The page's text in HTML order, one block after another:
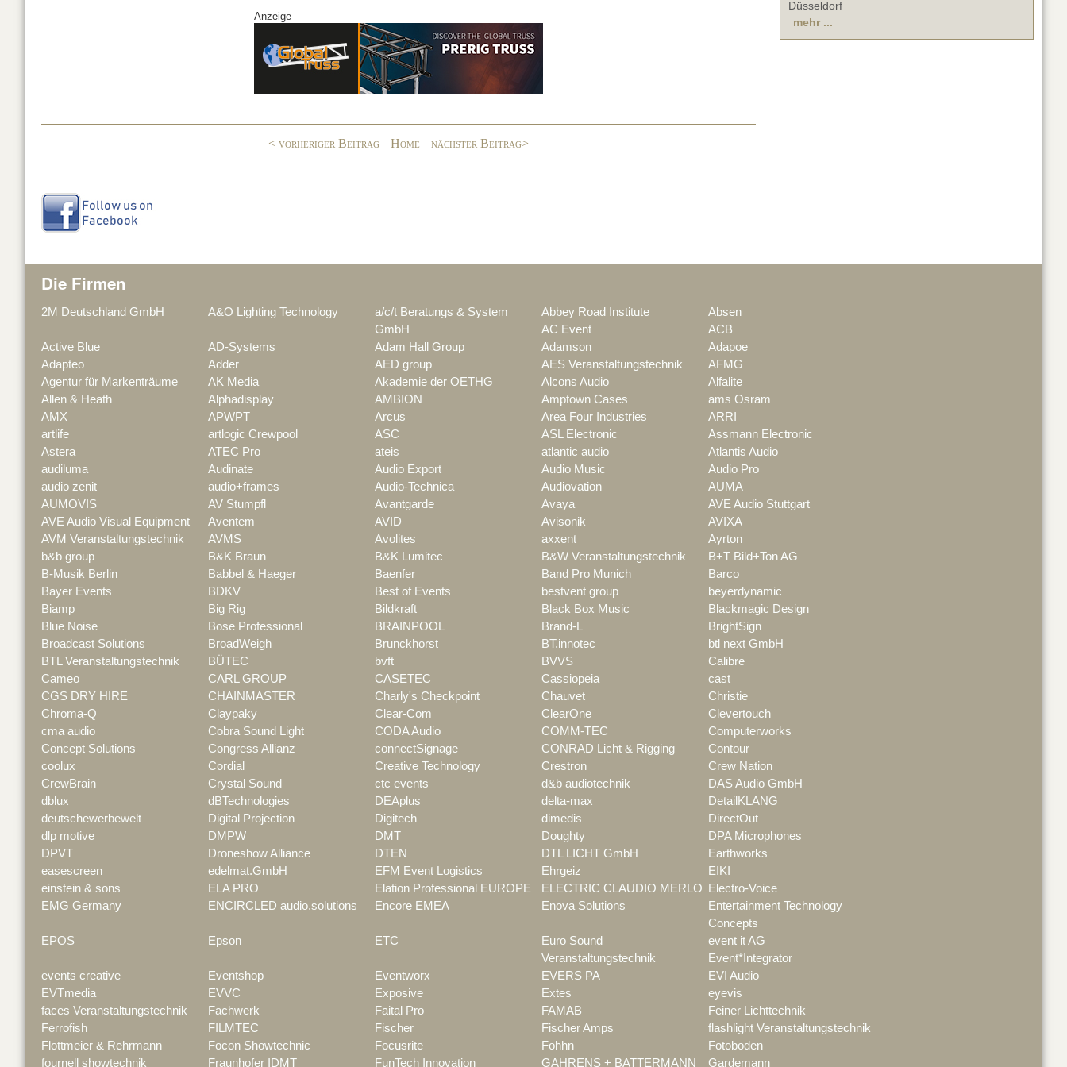
o
Anzeige
< vorheriger Beitrag Home nächster Beitrag>
Düsseldorf
mehr ...
Die Firmen
2M Deutschland GmbH A&O Lighting Technology
a/c/t Beratungs & System
GmbH
Abbey Road Institute
Absen
AC Event
ACB
Active Blue
AD-Systems Adam Hall Group Adamson
Adapoe
Adapteo
Adder AED group AES Veranstaltungstechnik
AFMG
Agentur für Markenträume
AK Media Akademie der OETHG Alcons Audio
Alfalite
Allen & Heath
Alphadisplay AMBION Amptown Cases
ams Osram
AMX
APWPT Arcus Area Four Industries
ARRI
artlife
artlogic Crewpool ASC ASL Electronic
Assmann Electronic
Astera
ATEC Pro ateis atlantic audio
Atlantis Audio
audiluma
Audinate Audio Export Audio Music
Audio Pro
audio zenit
audio+frames Audio-Technica Audiovation
AUMA
AUMOVIS
AV Stumpfl Avantgarde Avaya
AVE Audio Stuttgart
AVE Audio Visual Equipment
Aventem AVID Avisonik
AVIXA
AVM Veranstaltungstechnik
AVMS Avolites axxent
Ayrton
b&b group
B&K Braun B&K Lumitec B&W Veranstaltungstechnik
B+T Bild+Ton AG
B-Musik Berlin
Babbel & Haeger Baenfer Band Pro Munich
Barco
Bayer Events
BDKV Best of Events bestvent group
beyerdynamic
Biamp
Big Rig Bildkraft Black Box Music
Blackmagic Design
Blue Noise
Bose Professional BRAINPOOL Brand-L
BrightSign
Broadcast Solutions
BroadWeigh Brunckhorst BT.innotec
btl next GmbH
BTL Veranstaltungstechnik
BÜTEC bvft BVVS
Calibre
Cameo
CARL GROUP CASETEC Cassiopeia
cast
CGS DRY HIRE
CHAINMASTER Charly's Checkpoint Chauvet
Christie
Chroma-Q
Claypaky Clear-Com ClearOne
Clevertouch
cma audio
Cobra Sound Light CODA Audio COMM-TEC
Computerworks
Concept Solutions
Congress Allianz connectSignage CONRAD Licht & Rigging
Contour
coolux
Cordial Creative Technology Crestron
Crew Nation
CrewBrain
Crystal Sound ctc events d&b audiotechnik
DAS Audio GmbH
dblux
dBTechnologies DEAplus delta-max
DetailKLANG
deutschewerbewelt
Digital Projection Digitech dimedis
DirectOut
dlp motive
DMPW DMT Doughty
DPA Microphones
DPVT
Droneshow Alliance DTEN DTL LICHT GmbH
Earthworks
easescreen
edelmat.GmbH EFM Event Logistics Ehrgeiz
EIKI
einstein & sons
ELA PRO Elation Professional EUROPE ELECTRIC CLAUDIO MERLO
Electro-Voice
EMG Germany
ENCIRCLED audio.solutions Encore EMEA Enova Solutions
Entertainment Technology
Concepts
EPOS
Epson ETC
Euro Sound
Veranstaltungstechnik
event it AG
Event*Integrator
events creative
Eventshop Eventworx EVERS PA
EVI Audio
EVTmedia
EVVC Exposive Extes
eyevis
faces Veranstaltungstechnik
Fachwerk Faital Pro FAMAB
Feiner Lichttechnik
Ferrofish
FILMTEC Fischer Fischer Amps
flashlight Veranstaltungstechnik
Flottmeier & Rehrmann
Focon Showtechnic Focusrite Fohhn
Fotoboden
fournell showtechnik
Fraunhofer IDMT FunTech Innovation GAHRENS + BATTERMANN Gardemann